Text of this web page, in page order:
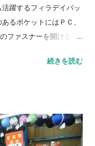
躍するフィラデイパッ
るポケットにはＰＣ、
ファスナーを開けると
勤にも活躍するデイパ
終了の際はご容赦くださ
他のスポーツバック・シ
続きを読む